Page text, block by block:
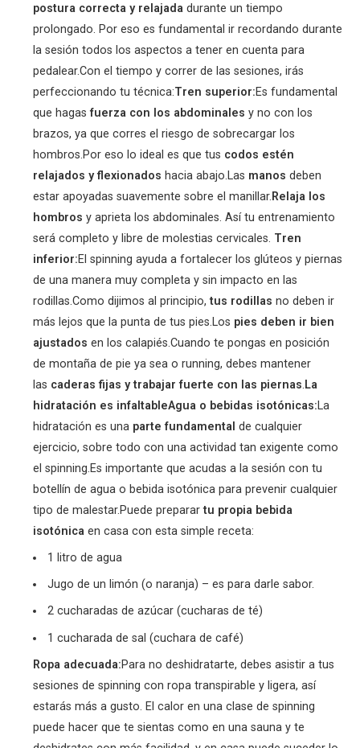
postura correcta y relajada durante un tiempo
prolongado. Por eso es fundamental ir recordando durante
la sesión todos los aspectos a tener en cuenta para
pedalear.Con el tiempo y correr de las sesiones, irás
perfeccionando tu técnica:Tren superior:Es fundamental
que hagasfuerza con los abdominales y no con los
brazos, ya que corres el riesgo de sobrecargar los
hombros.Por eso lo ideal es que tus codos estén
relajados y flexionados hacia abajo.Las manos deben
estar apoyadas suavemente sobre el manillar.Relaja los
hombros y aprieta los abdominales. Así tu entrenamiento
será completo y libre de molestias cervicales. Tren
inferior:El spinning ayuda a fortalecer los glúteos y piernas
de una manera muy completa y sin impacto en las
rodillas.Como dijimos al principio,tus rodillas no deben ir
más lejos que la punta de tus pies.Los pies deben ir bien
ajustados en los calapiés.Cuando te pongas en posición
de montaña de pie ya sea o running, debes mantener
las caderas fijas y trabajar fuerte con las piernas.La
hidratación es infaltableAgua o bebidas isotónicas:La
hidratación es una parte fundamental de cualquier
ejercicio, sobre todo con una actividad tan exigente como
el spinning.Es importante que acudas a la sesión con tu
botellín de agua o bebida isotónica para prevenir cualquier
tipo de malestar.Puede preparartu propia bebida
isotónica en casa con esta simple receta:
1 litro de agua
Jugo de un limón (o naranja) – es para darle sabor.
2 cucharadas de azúcar (cucharas de té)
1 cucharada de sal (cuchara de café)
Ropa adecuada:Para no deshidratarte, debes asistir a tus
sesiones de spinning con ropa transpirable y ligera, así
estarás más a gusto. El calor en una clase de spinning
puede hacer que te sientas como en una sauna y te